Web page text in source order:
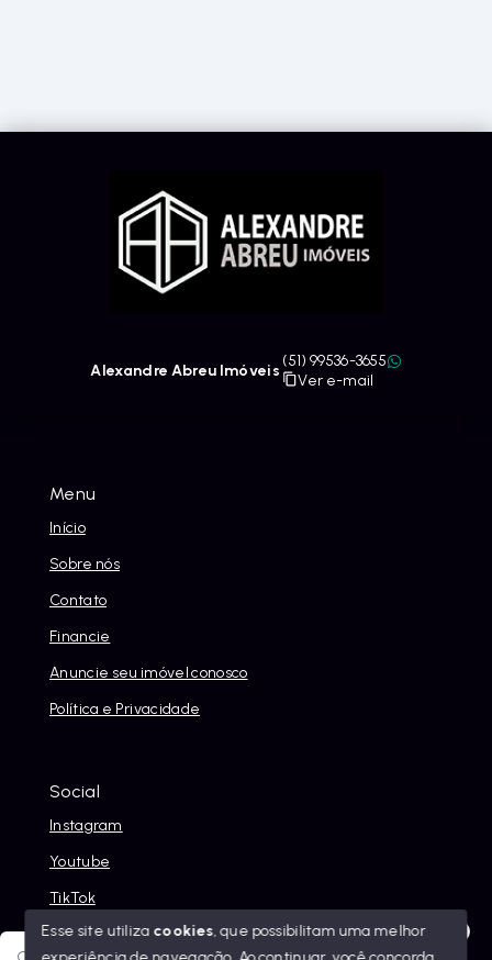
Menu
Início
Sobre nós
Contato
Financie
Anuncie seu imóvel conosco
Política e Privacidade
Social
Instagram
Youtube
TikTok
Alexandre Abreu Imóveis
(51) 99536-3655
Ver e-mail
Esse site utiliza cookies, que possibilitam uma melhor